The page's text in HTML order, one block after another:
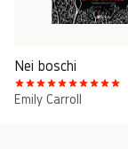
Nei boschi
Emily Carroll